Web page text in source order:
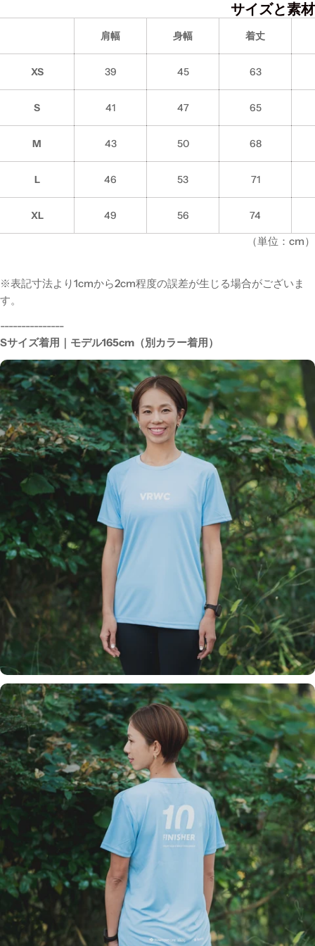
サイズと素材
肩幅 身幅 着丈
XS 39 45 63
S 41 47 65
M 43 50 68
L 46 53 71
XL 49 56 74
（単位：cm）
※表記寸法より1cmから2cm程度の誤差が生じる場合がございま
す。
---------------
Sサイズ着用｜モデル165cm（別カラー着用）